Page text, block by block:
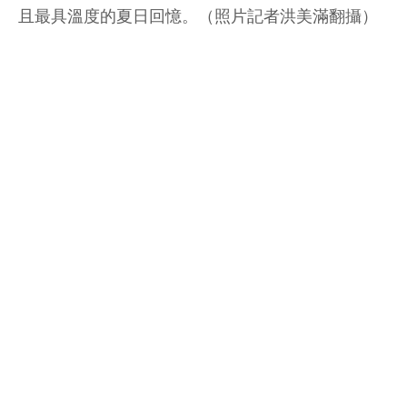
且最具溫度的夏日回憶。（照片記者洪美滿翻攝）